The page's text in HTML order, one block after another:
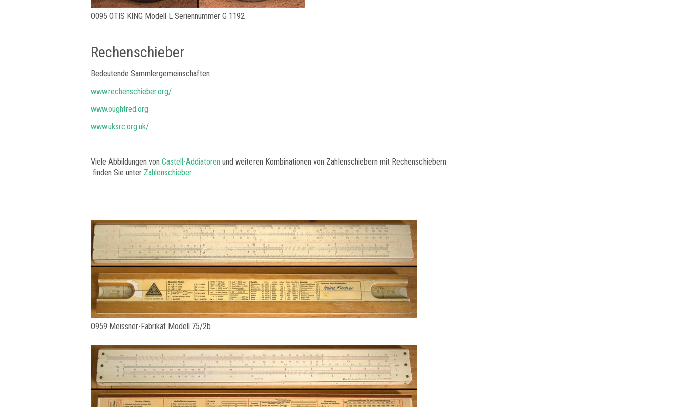
O095 OTIS KING Modell L Seriennummer G 1192
Rechenschieber
Bedeutende Sammlergemeinschaften
www.rechenschieber.org/
www.oughtred.org
www.uksrc.org.uk/
Viele Abbildungen von Castell-Addiatoren und weiteren Kombinationen von Zahlenschiebern mit Rechenschiebern
finden Sie unter Zahlenschieber.
O959 Meissner-Fabrikat Modell 75/2b